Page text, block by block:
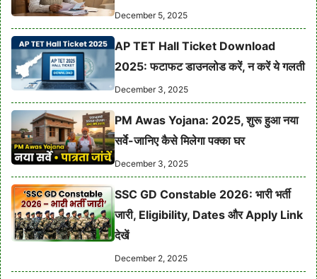
December 5, 2025
AP TET Hall Ticket Download
2025: फटाफट डाउनलोड करें, न करें ये गलती
December 3, 2025
PM Awas Yojana: 2025, शुरू हुआ नया
सर्वे-जानिए कैसे मिलेगा पक्का घर
December 3, 2025
SSC GD Constable 2026: भारी भर्ती
जारी, Eligibility, Dates और Apply Link
देखें
December 2, 2025